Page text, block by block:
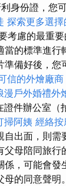
身份證，您
探索更多選擇
考慮的最重
的標準進行
備好後，您
信的外燴廠商
漫戶外婚禮外
件辦公室（
掃阿姨 經絡按
出面，則需
母陪同旅行
，可能會發
的同意聲明